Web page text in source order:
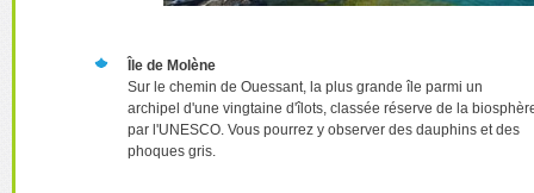
Île de Molène
Sur le chemin de Ouessant, la plus grande île parmi un
archipel d'une vingtaine d'îlots, classée réserve de la
par l'UNESCO. Vous pourrez y observer des dauphins et des
phoques gris.